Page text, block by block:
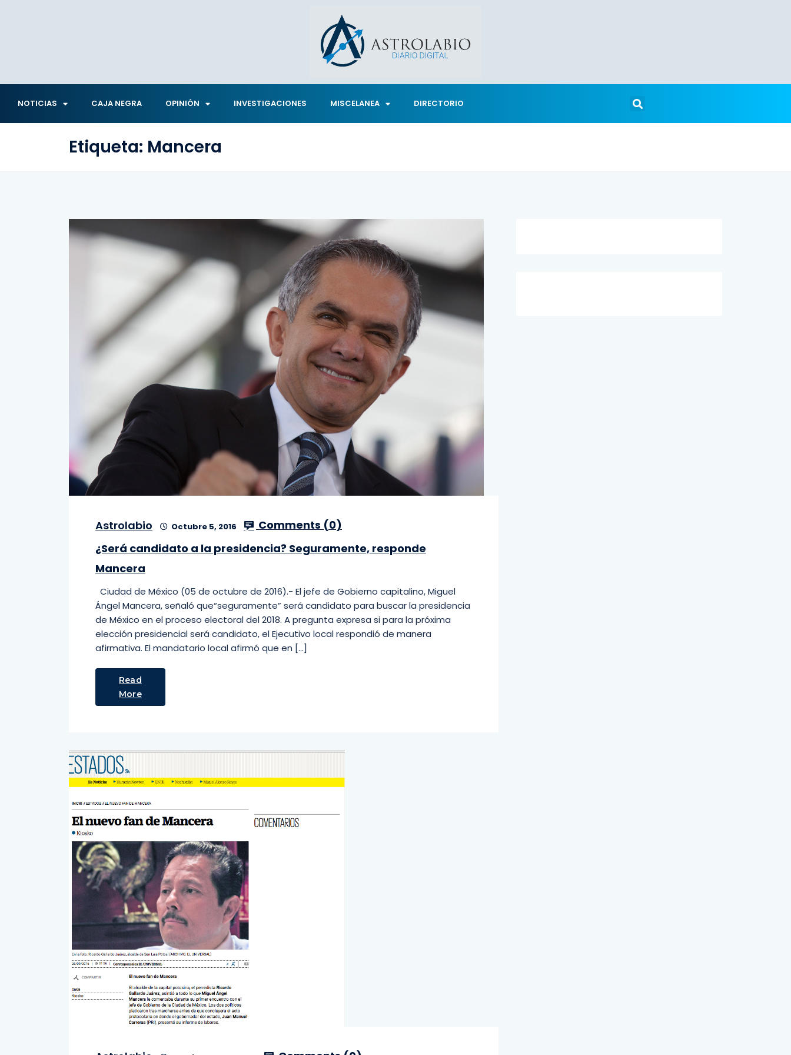
NOTICIAS CAJA NEGRA OPINIÓN INVESTIGACIONES MISCELANEA DIRECTORIO
Etiqueta: Mancera
Astrolabio Octubre 5, 2016 Comments (0)
¿Será candidato a la presidencia? Seguramente, responde
Mancera
Ciudad de México (05 de octubre de 2016).- El jefe de Gobierno capitalino, Miguel
Ángel Mancera, señaló que“seguramente” será candidato para buscar la presidencia
de México en el proceso electoral del 2018. A pregunta expresa si para la próxima
elección presidencial será candidato, el Ejecutivo local respondió de manera
afirmativa. El mandatario local afirmó que en […]
Read
More